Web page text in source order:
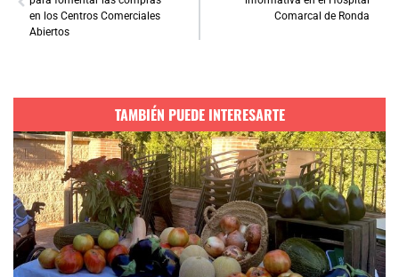
en los Centros Comerciales
Abiertos
Comarcal de Ronda
TAMBIÉN PUEDE INTERESARTE